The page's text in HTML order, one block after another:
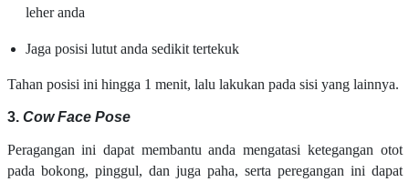
leher anda
Jaga posisi lutut anda sedikit tertekuk
Tahan posisi ini hingga 1 menit, lalu lakukan pada sisi yang lainnya.
3. Cow Face Pose
Peragangan ini dapat membantu anda mengatasi ketegangan otot
pada bokong, pinggul, dan juga paha, serta peregangan ini dapat